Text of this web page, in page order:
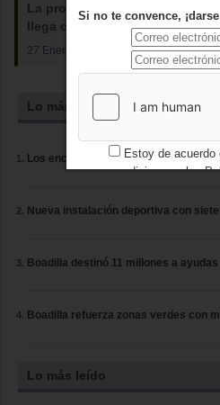
La programación cultural de
llega con espectáculos para
27 Enero 2023
Lo más leído
Los encierros de Boadilla amplían
Nueva instalación deportiva con
Boadilla destinó 11 millones a
Boadilla refuerza zonas verdes con
Lo más leído
Si no te convence,
Estoy de acuerdo
condicionesy los